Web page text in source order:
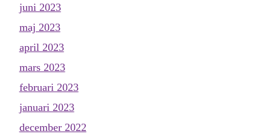
juni 2023
maj 2023
april 2023
mars 2023
februari 2023
januari 2023
december 2022